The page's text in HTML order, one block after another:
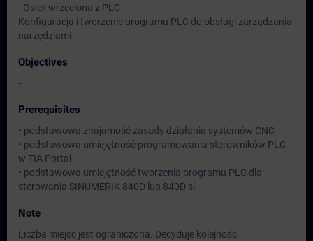
- Osie/ wrzeciona z PLC
Konfiguracja i tworzenie programu PLC do obsługi zarządzania
narzędziami
Objectives
-
Prerequisites
• podstawowa znajomość zasady działania systemów CNC
• podstawowa umiejętność programowania sterowników PLC
w TIA Portal
• podstawowa umiejętność tworzenia programu PLC dla
sterowania SINUMERIK 840D lub 840D sl
Note
Liczba miejsc jest ograniczona. Decyduje kolejność